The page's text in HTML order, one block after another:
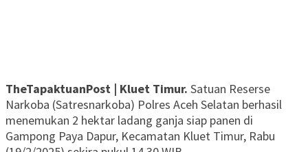
TheTapaktuanPost | Kluet Timur. Satuan Reserse
Narkoba (Satresnarkoba) Polres Aceh Selatan berhasil
menemukan 2 hektar ladang ganja siap panen di
Gampong Paya Dapur, Kecamatan Kluet Timur, Rabu